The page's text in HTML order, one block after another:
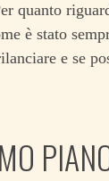
quanto
è stato
e se